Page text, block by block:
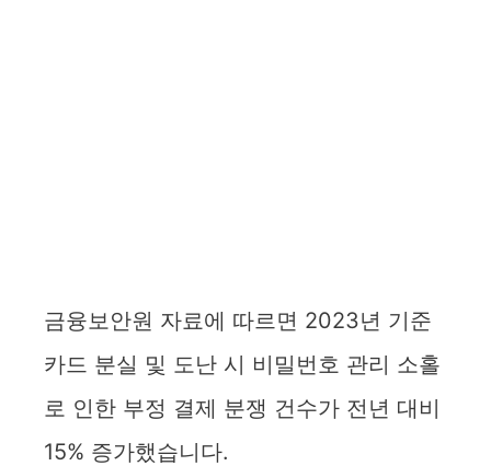
금융보안원 자료에 따르면 2023년 기준
카드 분실 및 도난 시 비밀번호 관리 소홀
로 인한 부정 결제 분쟁 건수가 전년 대비
15% 증가했습니다.